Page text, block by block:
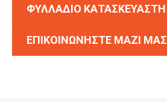
ΦΥΛΛΑΔΙΟ ΚΑΤΑΣΚΕΥΑΣΤΗ
ΕΠΙΚΟΙΝΩΝΗΣΤΕ ΜΑΖΙ ΜΑΣ